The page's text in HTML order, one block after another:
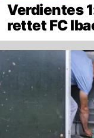
Verdientes
rettet FC